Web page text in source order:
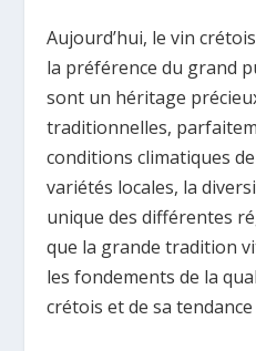
Aujourd’hui, le vin
la préférence du grand
sont un héritage
traditionnelles,
conditions climatiques
variétés locales, la
unique des différentes
que la grande tradition
les fondements de la
crétois et de sa tendance